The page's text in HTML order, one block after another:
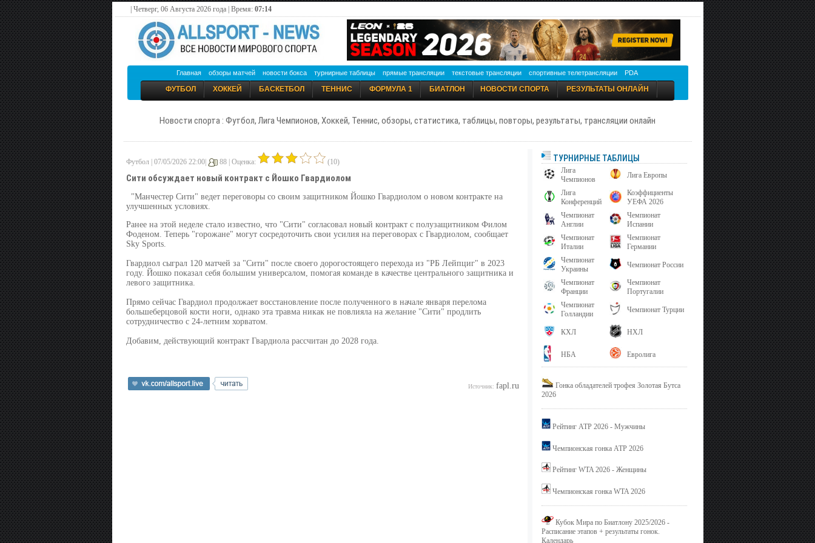
| Четверг, 06 Августа 2026 года | Время: 07:14
Главная обзоры матчей новости бокса турнирные таблицы прямые трансляции текстовые трансляции спортивные телетрансляции PDA
ФУТБОЛ ХОККЕЙ БАСКЕТБОЛ ТЕННИС ФОРМУЛА 1 БИАТЛОН НОВОСТИ СПОРТА РЕЗУЛЬТАТЫ ОНЛАЙН
Новости спорта : Футбол, Лига Чемпионов, Хоккей, Теннис, обзоры, статистика, таблицы, повторы, результаты, трансляции онлайн
Футбол | 07/05/2026 22:00| 88 | Оценка: (10)
Сити обсуждает новый контракт с Йошко Гвардиолом
"Манчестер Сити" ведет переговоры со своим защитником Йошко Гвардиолом о новом контракте на
улучшенных условиях.
Ранее на этой неделе стало известно, что "Сити" согласовал новый контракт с полузащитником Филом
Фоденом. Теперь "горожане" могут сосредоточить свои усилия на переговорах с Гвардиолом, сообщает
Sky Sports.
Гвардиол сыграл 120 матчей за "Сити" после своего дорогостоящего перехода из "РБ Лейпциг" в 2023
году. Йошко показал себя большим универсалом, помогая команде в качестве центрального защитника и
левого защитника.
Прямо сейчас Гвардиол продолжает восстановление после полученного в начале января перелома
большеберцовой кости ноги, однако эта травма никак не повлияла на желание "Сити" продлить
сотрудничество с 24-летним хорватом.
Добавим, действующий контракт Гвардиола рассчитан до 2028 года.
Источник: fapl.ru
ТУРНИРНЫЕ ТАБЛИЦЫ
Лига
Чемпионов
Лига Европы
Лига
Конференций
Коэффициенты
УЕФА 2026
Чемпионат
Англии
Чемпионат
Испании
Чемпионат
Италии
Чемпионат
Германии
Чемпионат
Украины
Чемпионат России
Чемпионат
Франции
Чемпионат
Португалии
Чемпионат
Голландии
Чемпионат Турции
КХЛ НХЛ
НБА Евролига
Гонка обладателей трофея Золотая Бутса
2026
Рейтинг ATP 2026 - Мужчины
Чемпионская гонка ATP 2026
Рейтинг WTA 2026 - Женщины
Чемпионская гонка WTA 2026
Кубок Мира по Биатлону 2025/2026 -
Расписание этапов + результаты гонок.
Календарь